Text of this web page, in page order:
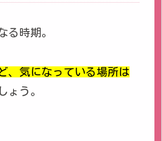
る時期。
、気になっている場所は
ょう。